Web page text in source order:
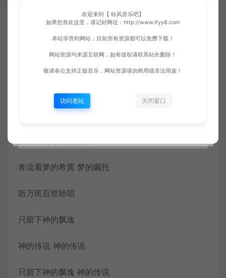
呼唤中有我
奔流着梦的希冀
奔流着梦的希冀 梦的嘱托
听万民百世轻唱
只留下神的飘逸
神的传说 神的传说
只留下神的飘逸 神的传说
欢迎来到【 聆风音乐吧】
如果您喜欢这里，请记好网址：http://www.lfyy8.com
本站非营利网站，目前所有资源都可以免费下载！
网站资源均来源互联网，如有侵权请联系站长删除！
敬请各位支持正版音乐，网站资源请勿商用或非法用途！
访问老站 关闭窗口